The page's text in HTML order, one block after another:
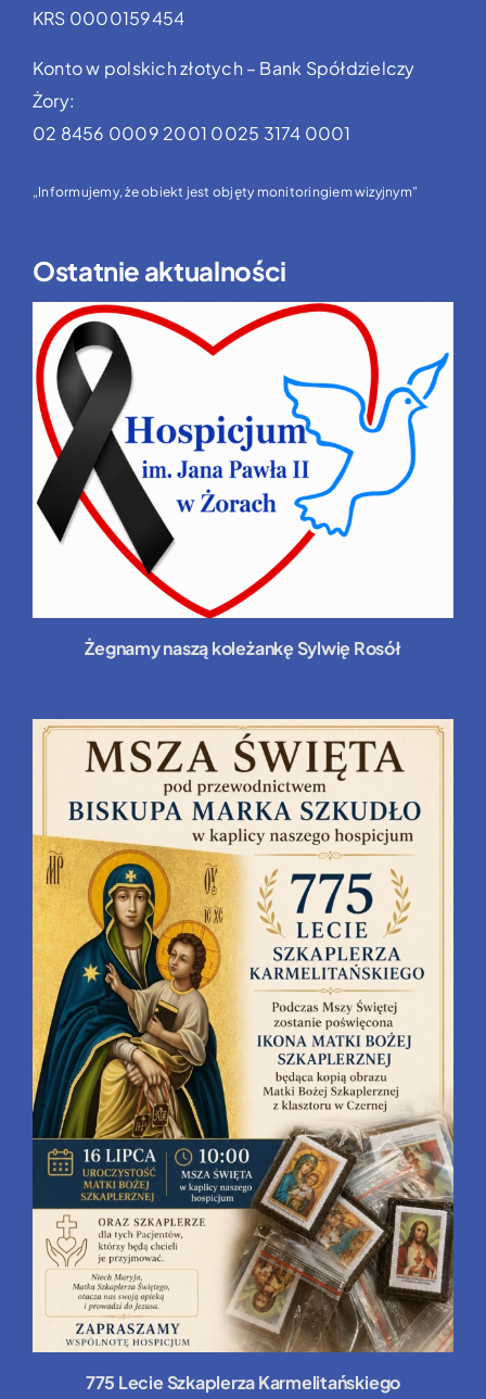
KRS 0000159454
Konto w polskich złotych – Bank Spółdzielczy
Żory:
02 8456 0009 2001 0025 3174 0001
„Informujemy, że obiekt jest objęty monitoringiem wizyjnym”
Ostatnie aktualności
Żegnamy naszą koleżankę Sylwię Rosół
775 Lecie Szkaplerza Karmelitańskiego